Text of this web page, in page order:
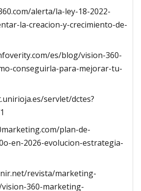
alerta/la-ley-18-2022-
la-creacion-y-crecimiento-de-
es/blog/vision-360-
conseguirla-para-mejorar-tu-
servlet/dctes?
plan-de-
en-2026-evolucion-estrategia-
revista/marketing-
360-marketing-